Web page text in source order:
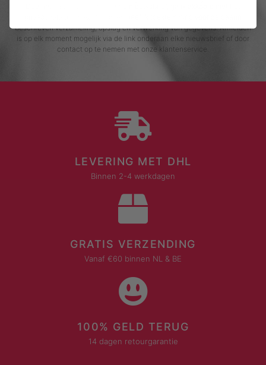
beschreven verzameling, opslag en verwerking van gegevens. Afmelden
is op elk moment mogelijk via de link onderaan elke nieuwsbrief of door
contact op te nemen met onze klantenservice.
LEVERING MET DHL
Binnen 2-4 werkdagen
GRATIS VERZENDING
Vanaf €60 binnen NL & BE
100% GELD TERUG
14 dagen retourgarantie